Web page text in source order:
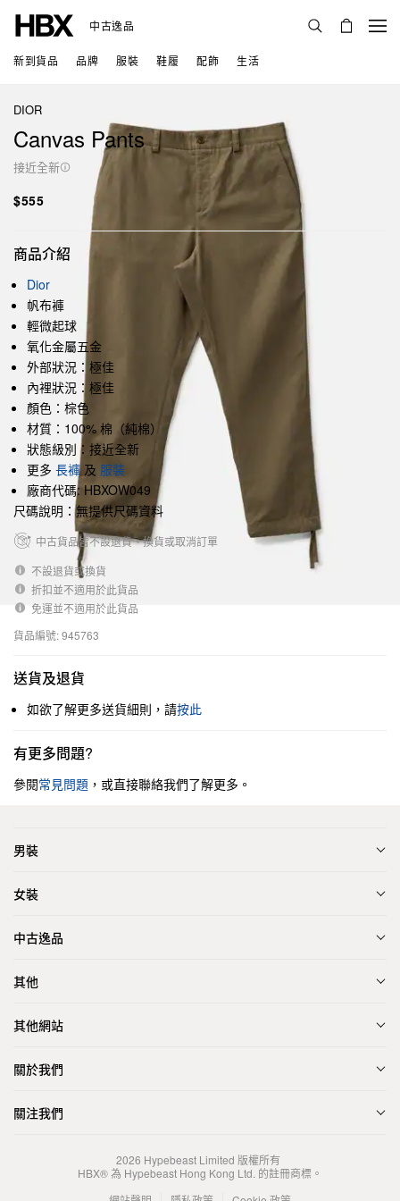
中古逸品
新到貨品 品牌 服裝 鞋履 配飾 生活
DIOR
Canvas Pants
接近全新
$555
商品介紹
Dior
帆布褲
輕微起球
氧化金屬五金
外部狀況：極佳
內裡狀況：極佳
顏色：棕色
材質：100% 棉（純棉）
狀態級別：接近全新
更多 長褲 及 服裝
廠商代碼: HBXOW049
尺碼說明：無提供尺碼資料
中古貨品皆不設退貨、換貨或取消訂單
不設退貨或換貨
折扣並不適用於此貨品
免運並不適用於此貨品
貨品編號: 945763
送貨及退貨
如欲了解更多送貨細則，請按此
有更多問題?
參閱常見問題 ，或直接聯絡我們了解更多。
男裝
女裝
中古逸品
其他
其他網站
關於我們
關注我們
2026 Hypebeast Limited 版權所有
HBX® 為 Hypebeast Hong Kong Ltd. 的註冊商標。